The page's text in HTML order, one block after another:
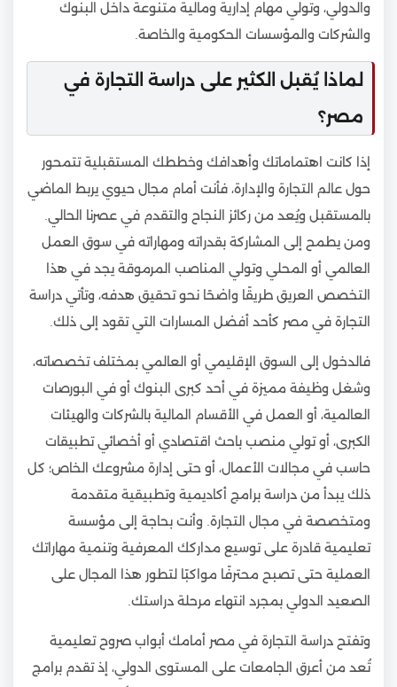
والدولي، وتولي مهام إدارية ومالية متنوعة داخل البنوك
والشركات والمؤسسات الحكومية والخاصة.
لماذا يُقبل الكثير على دراسة التجارة في
مصر؟
إذا كانت اهتماماتك وأهدافك وخططك المستقبلية تتمحور
حول عالم التجارة والإدارة، فأنت أمام مجال حيوي يربط الماضي
بالمستقبل ويُعد من ركائز النجاح والتقدم في عصرنا الحالي.
ومن يطمح إلى المشاركة بقدراته ومهاراته في سوق العمل
العالمي أو المحلي وتولي المناصب المرموقة يجد في هذا
التخصص العريق طريقًا واضحًا نحو تحقيق هدفه، وتأتي دراسة
التجارة في مصر كأحد أفضل المسارات التي تقود إلى ذلك.
فالدخول إلى السوق الإقليمي أو العالمي بمختلف تخصصاته،
وشغل وظيفة مميزة في أحد كبرى البنوك أو في البورصات
العالمية، أو العمل في الأقسام المالية بالشركات والهيئات
الكبرى، أو تولي منصب باحث اقتصادي أو أخصائي تطبيقات
حاسب في مجالات الأعمال، أو حتى إدارة مشروعك الخاص؛ كل
ذلك يبدأ من دراسة برامج أكاديمية وتطبيقية متقدمة
ومتخصصة في مجال التجارة. وأنت بحاجة إلى مؤسسة
تعليمية قادرة على توسيع مداركك المعرفية وتنمية مهاراتك
العملية حتى تصبح محترفًا مواكبًا لتطور هذا المجال على
الصعيد الدولي بمجرد انتهاء مرحلة دراستك.
وتفتح دراسة التجارة في مصر أمامك أبواب صروح تعليمية
تُعد من أعرق الجامعات على المستوى الدولي، إذ تقدم برامج